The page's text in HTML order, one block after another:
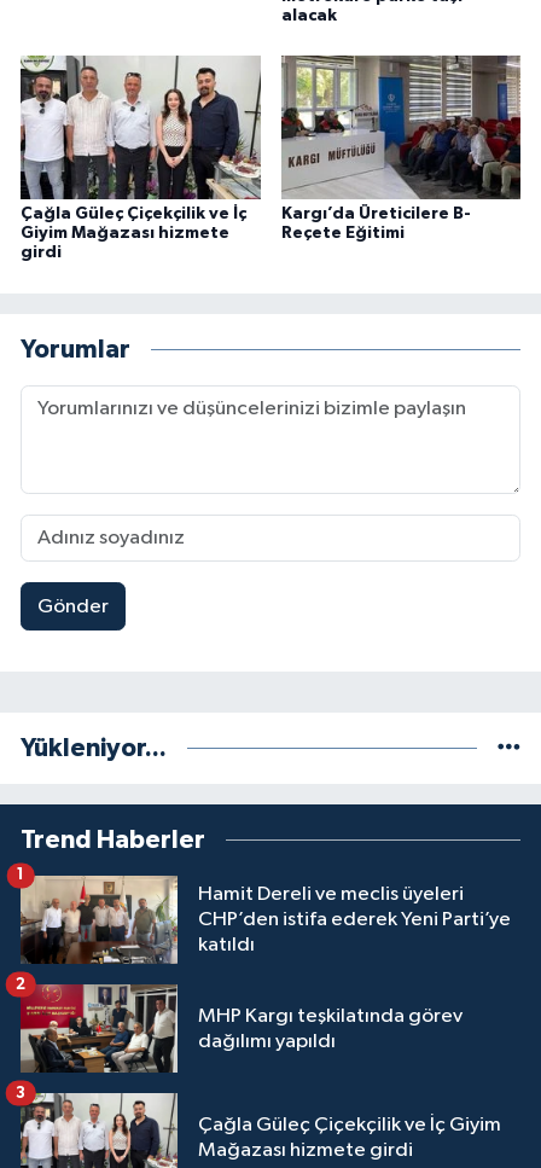
alacak
Çağla Güleç Çiçekçilik ve İç
Giyim Mağazası hizmete
girdi
Kargı’da Üreticilere B-
Reçete Eğitimi
Yorumlar
Gönder
Yükleniyor...
Trend Haberler
Hamit Dereli ve meclis üyeleri
CHP’den istifa ederek Yeni Parti’ye
katıldı
MHP Kargı teşkilatında görev
dağılımı yapıldı
2
Çağla Güleç Çiçekçilik ve İç Giyim
Mağazası hizmete girdi
3